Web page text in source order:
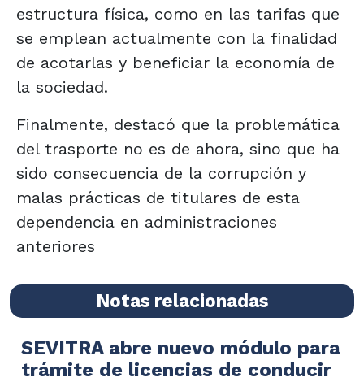
estructura física, como en las tarifas que
se emplean actualmente con la finalidad
de acotarlas y beneficiar la economía de
la sociedad.
Finalmente, destacó que la problemática
del trasporte no es de ahora, sino que ha
sido consecuencia de la corrupción y
malas prácticas de titulares de esta
dependencia en administraciones
anteriores
Notas relacionadas
SEVITRA abre nuevo módulo para
trámite de licencias de conducir